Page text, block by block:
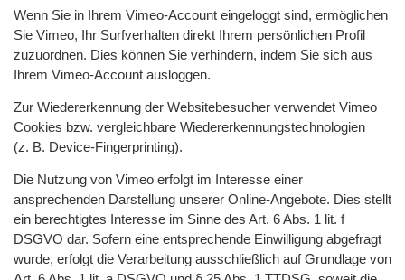
Wenn Sie in Ihrem Vimeo-Account eingeloggt sind, ermöglichen
Sie Vimeo, Ihr Surfverhalten direkt Ihrem persönlichen Profil
zuzuordnen. Dies können Sie verhindern, indem Sie sich aus
Ihrem Vimeo-Account ausloggen.
Zur Wiedererkennung der Websitebesucher verwendet Vimeo
Cookies bzw. vergleichbare Wiedererkennungstechnologien
(z. B. Device-Fingerprinting).
Die Nutzung von Vimeo erfolgt im Interesse einer
ansprechenden Darstellung unserer Online-Angebote. Dies stellt
ein berechtigtes Interesse im Sinne des Art. 6 Abs. 1 lit. f
DSGVO dar. Sofern eine entsprechende Einwilligung abgefragt
wurde, erfolgt die Verarbeitung ausschließlich auf Grundlage von